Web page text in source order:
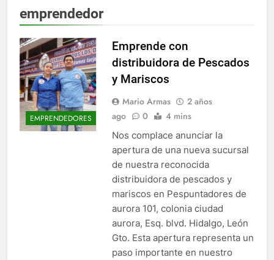
emprendedor
EMPRENDEDORES
Emprende con
distribuidora de Pescados
y Mariscos
Mario Armas
2 años
ago
0 4 mins
Nos complace anunciar la
apertura de una nueva sucursal
de nuestra reconocida
distribuidora de pescados y
mariscos en Pespuntadores de
aurora 101, colonia ciudad
aurora, Esq. blvd. Hidalgo, León
Gto. Esta apertura representa un
paso importante en nuestro